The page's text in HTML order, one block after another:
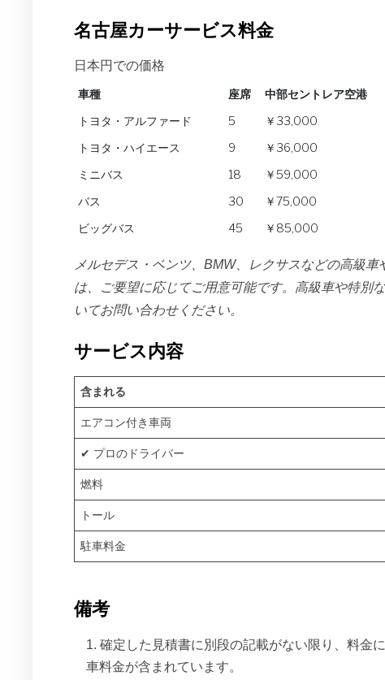
名古屋カーサービス料金
日本円での価格
車種 座席 中部セントレア空港
車種
座席 中部セントレア空港
トヨタ・アルファード 5 ￥33,000
トヨタ・ハイエース
9 ￥36,000
ミニバス
18 ￥59,000
バス
30 ￥75,000
ビッグバス
45 ￥85,000
メルセデス・ベンツ、BMW、レクサスなどの高級
は、ご要望に応じてご用意可能です。高級車や特別
いてお問い合わせください。
サービス内容
含まれる
エアコン付き車両
✔ プロのドライバー
燃料
トール
駐車料金
備考
確定した見積書に別段の記載がない限り、料金
車料金が含まれています。